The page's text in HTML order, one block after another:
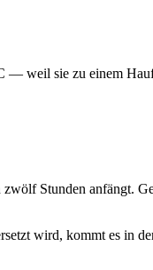
sie zu einem
Stunden anfängt.
wird, kommt es in